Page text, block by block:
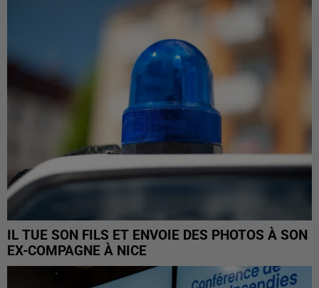
IL TUE SON FILS ET ENVOIE DES PHOTOS À SON
EX-COMPAGNE À NICE